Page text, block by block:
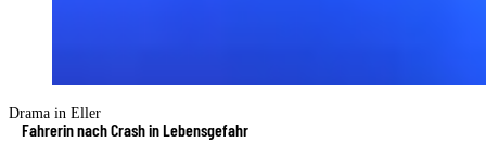
Drama in Eller
Fahrerin nach Crash in Lebensgefahr